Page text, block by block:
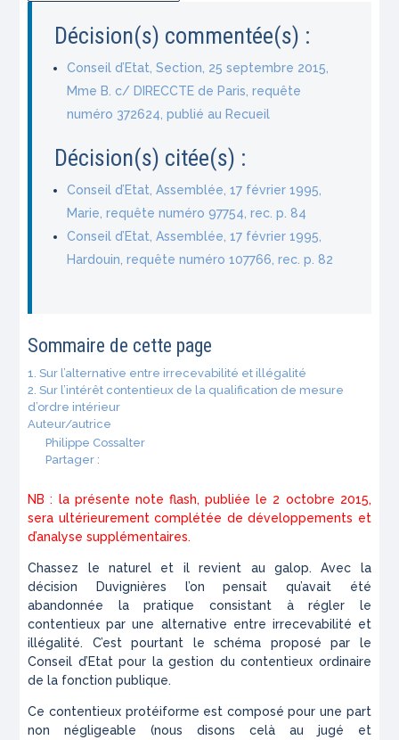
Décision(s) commentée(s) :
Conseil d’Etat, Section, 25 septembre 2015,
Mme B. c/ DIRECCTE de Paris, requête
numéro 372624, publié au Recueil
Décision(s) citée(s) :
Conseil d’Etat, Assemblée, 17 février 1995,
Marie, requête numéro 97754, rec. p. 84
Conseil d’Etat, Assemblée, 17 février 1995,
Hardouin, requête numéro 107766, rec. p. 82
Sommaire de cette page
1. Sur l’alternative entre irrecevabilité et illégalité
2. Sur l’intérêt contentieux de la qualification de mesure
d’ordre intérieur
Auteur/autrice
Philippe Cossalter
Partager :
NB : la présente note flash, publiée le 2 octobre 2015,
sera ultérieurement complétée de développements et
d’analyse supplémentaires.
Chassez le naturel et il revient au galop. Avec la
décision Duvignières l’on pensait qu’avait été
abandonnée la pratique consistant à régler le
contentieux par une alternative entre irrecevabilité et
illégalité. C’est pourtant le schéma proposé par le
Conseil d’Etat pour la gestion du contentieux ordinaire
de la fonction publique.
Ce contentieux protéiforme est composé pour une part
non négligeable (nous disons celà au jugé et